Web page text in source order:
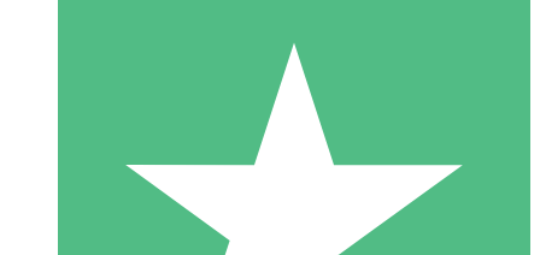
10 Téléchargements
20 00